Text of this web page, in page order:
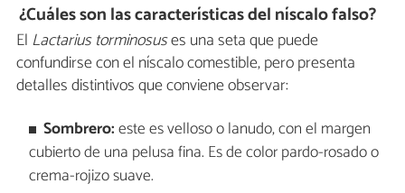
¿Cuáles son las características del níscalo falso?
El Lactarius torminosuses una seta que puede
confundirse con el níscalo comestible, pero presenta
detalles distintivos que conviene observar:
Sombrero:este es velloso o lanudo, con el margen
cubierto de una pelusa fina. Es de color pardo-rosado o
crema-rojizo suave.